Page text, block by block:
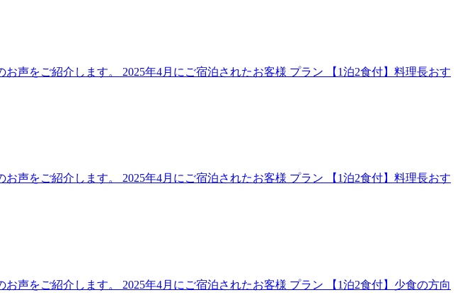
声をご紹介します。 2025年4月にご宿泊されたお客様 プラン 【1泊2食付】料理長おす
声をご紹介します。 2025年4月にご宿泊されたお客様 プラン 【1泊2食付】料理長おす
声をご紹介します。 2025年4月にご宿泊されたお客様 プラン 【1泊2食付】少食の方向